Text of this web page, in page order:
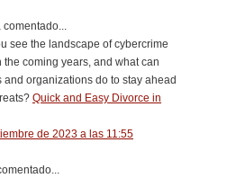
comentado...
see the landscape of cybercrime
the coming years, and what can
and organizations do to stay ahead
Quick and Easy Divorce in
de 2023 a las 11:55